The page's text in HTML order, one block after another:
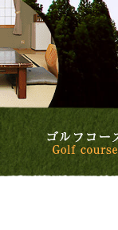
トップページ